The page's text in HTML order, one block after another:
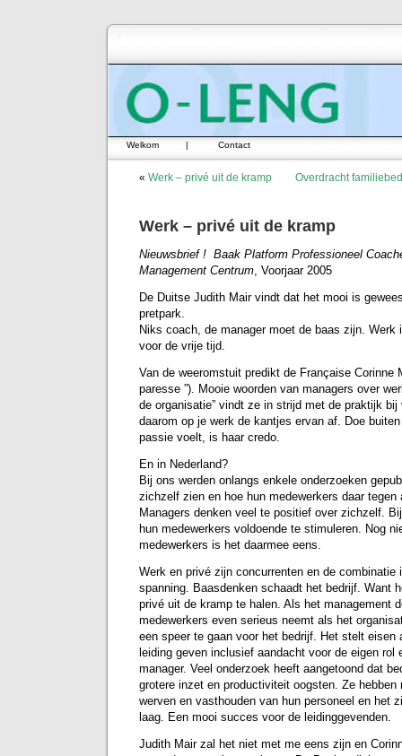
Welkom | Contact
« Werk – privé uit de kramp Overdracht
Werk – privé uit de kramp
Nieuwsbrief ! Baak Platform Professioneel
Management Centrum, Voorjaar 2005
De Duitse Judith Mair vindt dat het mooi is
pretpark.
Niks coach, de manager moet de baas zijn.
voor de vrije tijd.
Van de weeromstuit predikt de Française Corinne
paresse ”). Mooie woorden van managers over
de organisatie” vindt ze in strijd met de praktijk
daarom op je werk de kantjes ervan af. Doe
passie voelt, is haar credo.
En in Nederland?
Bij ons werden onlangs enkele onderzoeken
zichzelf zien en hoe hun medewerkers daar
Managers denken veel te positief over zichzelf.
hun medewerkers voldoende te stimuleren. Nog
medewerkers is het daarmee eens.
Werk en privé zijn concurrenten en de combinatie
spanning. Baasdenken schaadt het bedrijf. Want
privé uit de kramp te halen. Als het management
medewerkers even serieus neemt als het
een speer te gaan voor het bedrijf. Het stelt eisen
leiding geven inclusief aandacht voor de eigen rol
manager. Veel onderzoek heeft aangetoond dat
grotere inzet en productiviteit oogsten. Ze hebben
werven en vasthouden van hun personeel en het
laag. Een mooi succes voor de leidinggevenden.
Judith Mair zal het niet met me eens zijn en